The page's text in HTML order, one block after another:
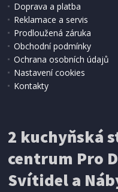
199 Kč
SÍŤ PROTI HMYZU
Doprava a platba
Reklamace a servis
Prodloužená záruka
Obchodní podmínky
Ochrana osobních údajů
Nastavení cookies
Kontakty
2 kuchyňská
centrum Pro
Svítidel a